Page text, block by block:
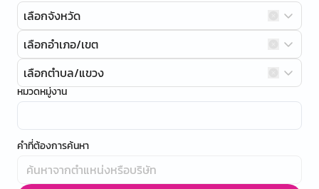
เลือกจังหวัด
เลือกอำเภอ/เขต
เลือกตำบล/แขวง
หมวดหมู่งาน
คำที่ต้องการค้นหา